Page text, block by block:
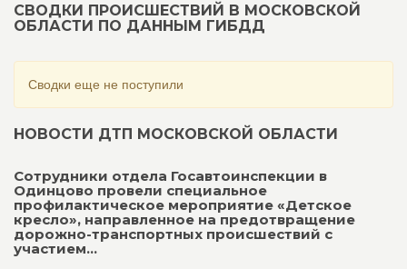
СВОДКИ ПРОИСШЕСТВИЙ В МОСКОВСКОЙ
ОБЛАСТИ ПО ДАННЫМ ГИБДД
Сводки еще не поступили
НОВОСТИ ДТП МОСКОВСКОЙ ОБЛАСТИ
Сотрудники отдела Госавтоинспекции в
Одинцово провели специальное
профилактическое мероприятие «Детское
кресло», направленное на предотвращение
дорожно-транспортных происшествий с
участием...